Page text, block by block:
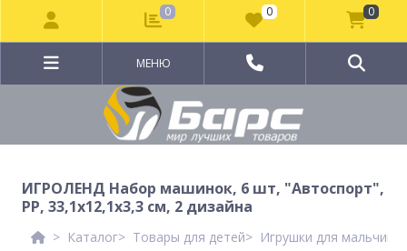
МЕНЮ
ИГРОЛЕНД Набор машинок, 6 шт, "Автоспорт",
PP, 33,1х12,1х3,3 см, 2 дизайна
Каталог Товары для детей Игрушки для
0 0 0